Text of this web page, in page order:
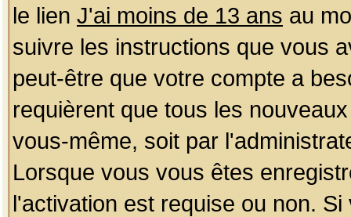
le lien J'ai moins de 13 ans au
suivre les instructions que vous
peut-être que votre compte a
requièrent que tous les
vous-même, soit par
Lorsque vous vous êtes
l'activation est requise ou non.